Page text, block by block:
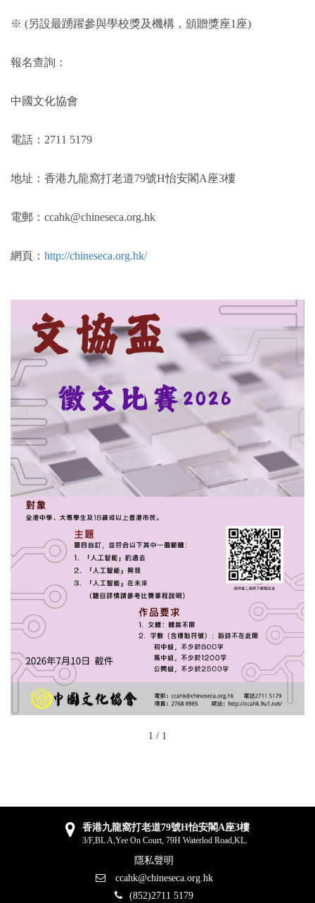
※ (另設最踴躍參與學校獎及機構，頒贈獎座1 座)
報名查詢：
中國文化協會
電話： 2711 5179
地址：香港九龍窩打老道79號H怡安閣A 座3樓
電郵： ccahk@chineseca.org.hk
網頁： http://chineseca.org.hk/
1 / 1
香港九龍窩打老道79號H怡安閣A座3樓
3/F,BL A,Yee On Court, 79H Waterlod Road,KL.
隱私聲明
ccahk@chineseca.org.hk
(852)2711 5179